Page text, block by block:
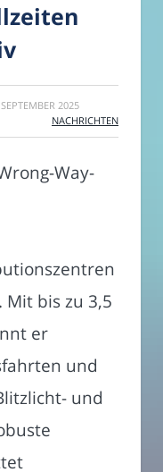
2025
NACHRICHTEN
Way-
bis zu 3,5
er
und
und